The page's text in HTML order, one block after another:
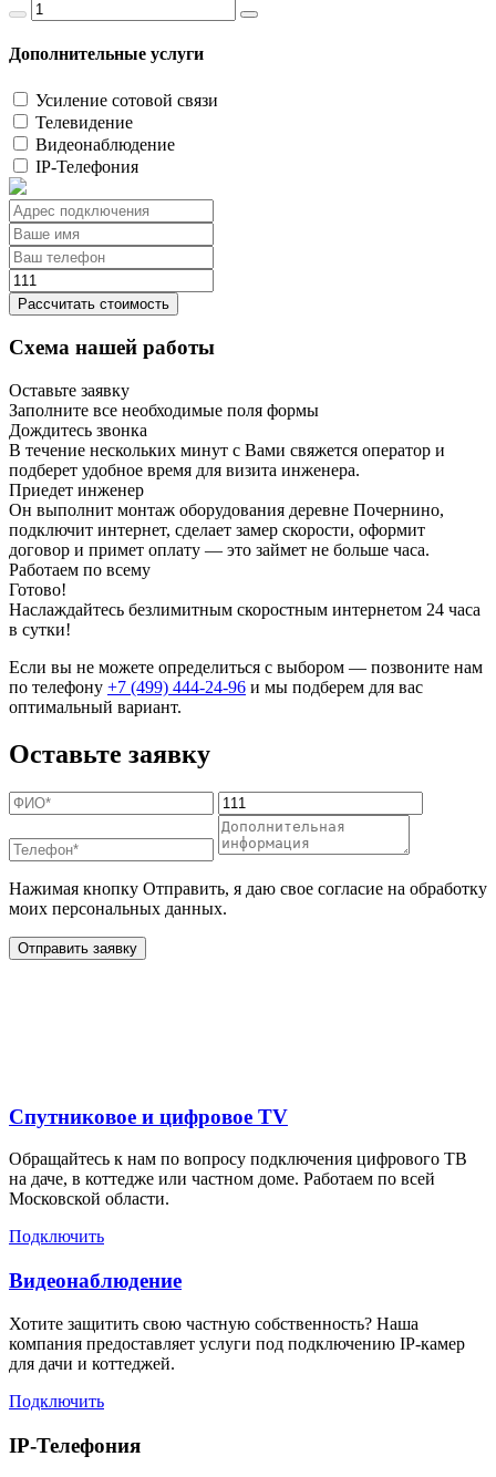
Дополнительные услуги
Усиление сотовой связи
Телевидение
Видеонаблюдение
IP-Телефония
Рассчитать стоимость
Схема нашей работы
Оставьте заявку
Заполните все необходимые поля формы
Дождитесь звонка
В течение нескольких минут с Вами свяжется оператор и
подберет удобное время для визита инженера.
Приедет инженер
Он выполнит монтаж оборудования деревне Почернино,
подключит интернет, сделает замер скорости, оформит
договор и примет оплату — это займет не больше часа.
Работаем по всему
Готово!
Наслаждайтесь безлимитным скоростным интернетом 24 часа
в сутки!
Если вы не можете определиться с выбором — позвоните нам
по телефону +7 (499) 444-24-96 и мы подберем для вас
оптимальный вариант.
Оставьте заявку
Нажимая кнопку Отправить, я даю свое согласие на обработку
моих персональных данных.
Отправить заявку
Спутниковое и цифровое TV
Обращайтесь к нам по вопросу подключения цифрового ТВ
на даче, в коттедже или частном доме. Работаем по всей
Московской области.
Подключить
Видеонаблюдение
Хотите защитить свою частную собственность? Наша
компания предоставляет услуги под подключению IP-камер
для дачи и коттеджей.
Подключить
IP-Телефония